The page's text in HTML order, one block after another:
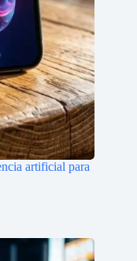
artificial para